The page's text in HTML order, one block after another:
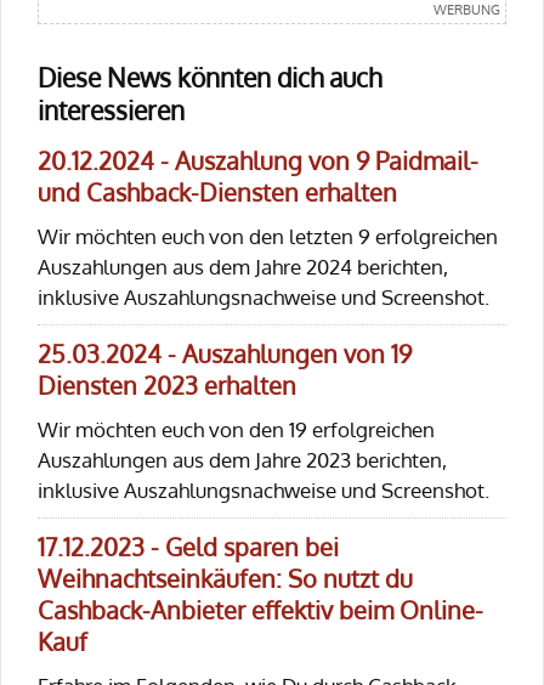
Diese News könnten dich auch
interessieren
20.12.2024 - Auszahlung von 9 Paidmail-
und Cashback-Diensten erhalten
Wir möchten euch von den letzten 9 erfolgreichen
Auszahlungen aus dem Jahre 2024 berichten,
inklusive Auszahlungsnachweise und Screenshot.
25.03.2024 - Auszahlungen von 19
Diensten 2023 erhalten
Wir möchten euch von den 19 erfolgreichen
Auszahlungen aus dem Jahre 2023 berichten,
inklusive Auszahlungsnachweise und Screenshot.
17.12.2023 - Geld sparen bei
Weihnachtseinkäufen: So nutzt du
Cashback-Anbieter effektiv beim Online-
Kauf